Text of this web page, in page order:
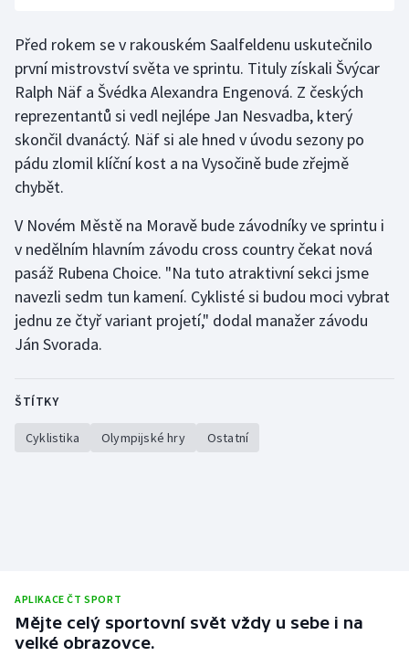
Short track
Sportovní střelba
Stolní tenis
Triatlon
Vodní slalom
Volejbal
Ostatní
Před rokem se v rakouském Saalfeldenu uskutečnilo
první mistrovství světa ve sprintu. Tituly získali Švýcar
Ralph Näf a Švédka Alexandra Engenová. Z českých
reprezentantů si vedl nejlépe Jan Nesvadba, který
skončil dvanáctý. Näf si ale hned v úvodu sezony po
pádu zlomil klíční kost a na Vysočině bude zřejmě
chybět.
V Novém Městě na Moravě bude závodníky ve sprintu i
v nedělním hlavním závodu cross country čekat nová
pasáž Rubena Choice. "Na tuto atraktivní sekci jsme
navezli sedm tun kamení. Cyklisté si budou moci vybrat
jednu ze čtyř variant projetí," dodal manažer závodu
Ján Svorada.
ŠTÍTKY
Cyklistika Olympijské hry Ostatní
APLIKACE ČT SPORT
Mějte celý sportovní svět vždy u sebe i na
velké obrazovce.